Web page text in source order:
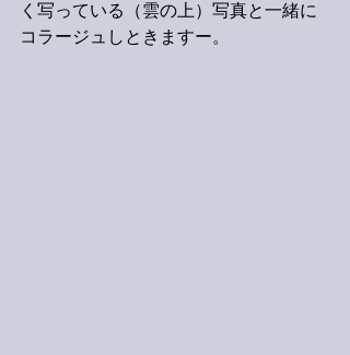
く写っている（雲の上）写真と一緒に
コラージュしときますー。